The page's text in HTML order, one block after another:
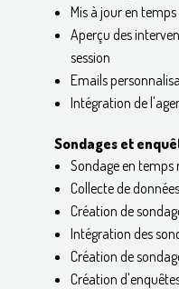
Mis à jour en temps
Aperçu des
session
Emails
Intégration de
Sondages et
Sondage en temps
Collecte de données
Création de
Intégration des
Création de
Création